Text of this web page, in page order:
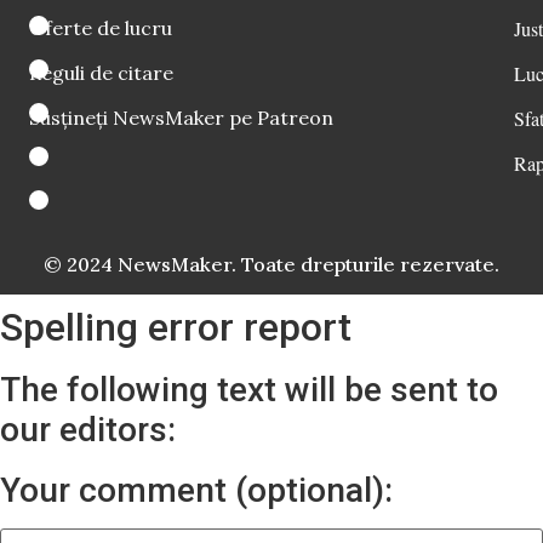
Oferte de lucru
Reguli de citare
Susțineți NewsMaker pe Patreon
© 2024 NewsMaker. Toate drepturile rezervate.
Spelling error report
The following text will be sent to
our editors:
Your comment (optional):